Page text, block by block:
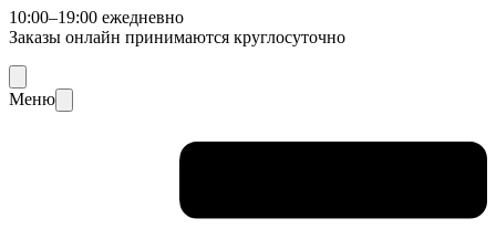
10:00–19:00 ежедневно
Заказы онлайн принимаются круглосуточно
Меню